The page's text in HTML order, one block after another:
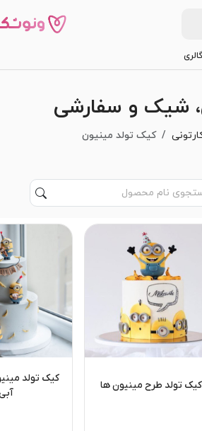
گالری
شیک و سفارشی
کیک تولد مینیون
کیک تولد طرح مینیون ها
کیک تولد